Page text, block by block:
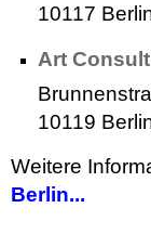
10117
Art Consult
10119
Weitere
Berlin...